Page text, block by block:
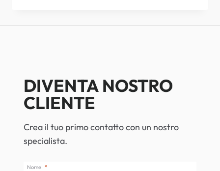
DIVENTA NOSTRO
CLIENTE
Crea il tuo primo contatto con un nostro
specialista.
Nome